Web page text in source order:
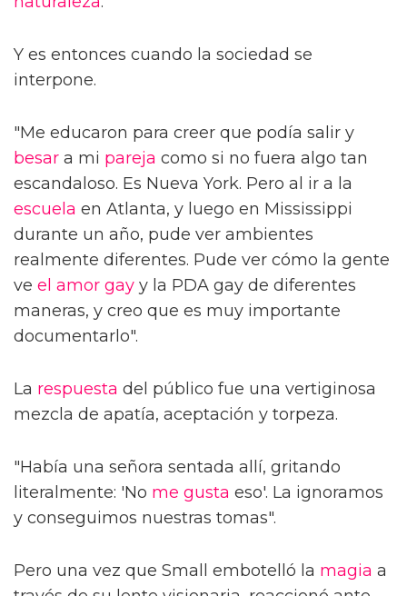
Y es entonces cuando la sociedad se
interpone.
"Me educaron para creer que podía salir y
besar a mi pareja como si no fuera algo tan
escandaloso. Es Nueva York. Pero al ir a la
escuela en Atlanta, y luego en Mississippi
durante un año, pude ver ambientes
realmente diferentes. Pude ver cómo la gente
ve el amor gay y la PDA gay de diferentes
maneras, y creo que es muy importante
documentarlo".
La respuesta del público fue una vertiginosa
mezcla de apatía, aceptación y torpeza.
"Había una señora sentada allí, gritando
literalmente: 'No me gusta eso'. La ignoramos
y conseguimos nuestras tomas".
Pero una vez que Small embotelló la magia a